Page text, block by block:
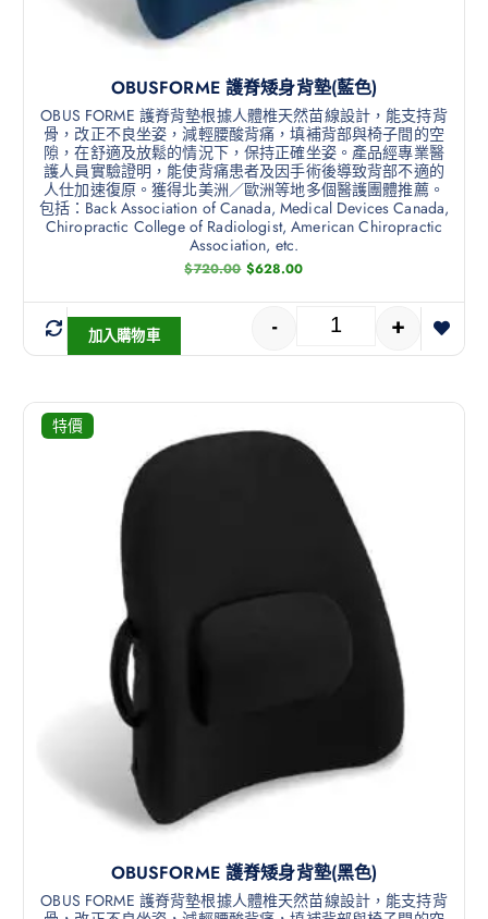
OBUSFORME 護脊矮身背墊(藍色)
OBUS FORME 護脊背墊根據人體椎天然苗線設計，能支持背
骨，改正不良坐姿，減輕腰酸背痛，填補背部與椅子間的空
隙，在舒適及放鬆的情況下，保持正確坐姿。產品經專業醫
護人員實驗證明，能使背痛患者及因手術後導致背部不適的
人仕加速復原。獲得北美洲／歐洲等地多個醫護團體推薦。
包括：Back Association of Canada, Medical Devices Canada,
Chiropractic College of Radiologist, American Chiropractic
Association, etc.
$720.00 $628.00
- +
加入購物車
特價
OBUSFORME 護脊矮身背墊(黑色)
OBUS FORME 護脊背墊根據人體椎天然苗線設計，能支持背